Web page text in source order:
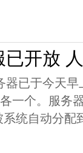
开放
已于今天
一个。服务
统自动分配